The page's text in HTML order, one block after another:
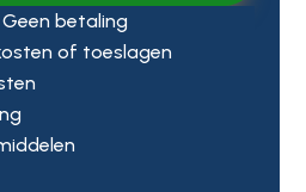
betaling
of toeslagen